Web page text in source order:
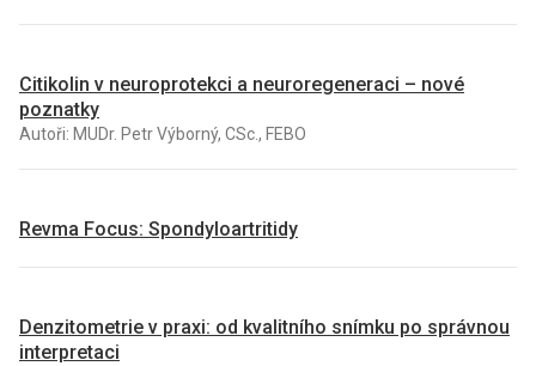
Citikolin v neuroprotekci a neuroregeneraci – nové
poznatky
Autoři: MUDr. Petr Výborný, CSc., FEBO
Revma Focus: Spondyloartritidy
Denzitometrie v praxi: od kvalitního snímku po správnou
interpretaci